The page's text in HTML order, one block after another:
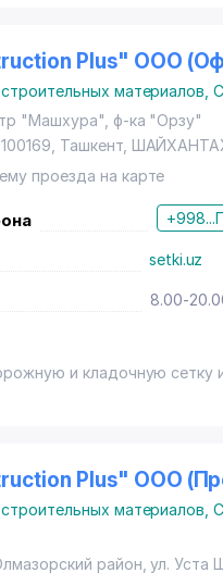
Plus" OOO
материалов ,
"Машхура", ф-ка "Орзу"
Ташкент,
проезда на карте
+998...
setki.uz
8.00-
и кладочную сетку
Plus" OOO
материалов ,
район ,ул. Уста